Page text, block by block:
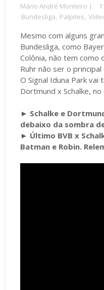
Mário André Monteiro |
Bundesliga, Palpites,
Mesmo com alguns
Bundesliga, como
Colônia, não tem como
Ruhr não ser o
O Signal Iduna Park
Dortmund x Schalke, no
► Schalke e
debaixo da sombra
► Último BVB x
Batman e Robin.